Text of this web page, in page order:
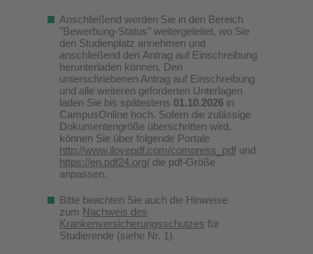
Anschließend werden Sie in den Bereich
"Bewerbung-Status" weitergeleitet, wo Sie
den Studienplatz annehmen und
anschließend den Antrag auf Einschreibung
herunterladen können. Den
unterschriebenen Antrag auf Einschreibung
und alle weiteren geforderten Unterlagen
laden Sie bis spätestens 01.10.2026 in
CampusOnline hoch. Sofern die zulässige
Dokumentengröße überschritten wird,
können Sie über folgende Portale
http://www.ilovepdf.com/compress_pdf und
https://en.pdf24.org/ die pdf-Größe
anpassen.
Bitte beachten Sie auch die Hinweise
zum Nachweis des
Krankenversicherungsschutzes für
Studierende (siehe Nr. 1).